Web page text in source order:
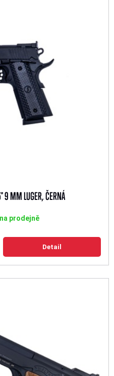
9 MM LUGER, ČERNÁ
prodejně
Detail